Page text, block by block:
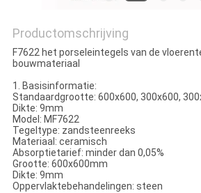
Productomschrijving
F7622 het porseleintegels van de
bouwmateriaal
1. Basisinformatie:
Standaardgrootte: 600x600, 300x600,
Dikte: 9mm
Model: MF7622
Tegeltype: zandsteenreeks
Materiaal: ceramisch
Absorptietarief: minder dan 0,05%
Grootte: 600x600mm
Dikte: 9mm
Oppervlaktebehandelingen: steen